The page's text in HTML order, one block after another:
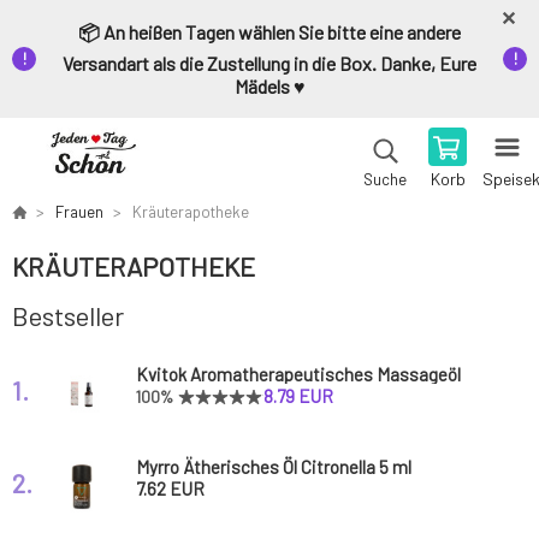
📦 An heißen Tagen wählen Sie bitte eine andere
Versandart als die Zustellung in die Box. Danke, Eure
Mädels ♥️
Suche Korb
Frauen Kräuterapotheke
KRÄUTERAPOTHEKE
Bestseller
1.
Kvitok Aromatherapeutisches Massageöl
Muskelentspannung 50 ml
100% 8.79 EUR
2.
Myrro Ätherisches Öl Citronella 5 ml
7.62 EUR